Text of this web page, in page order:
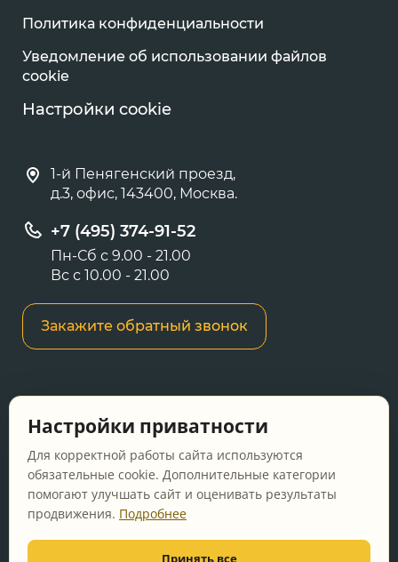
Политика конфиденциальности
Уведомление об использовании файлов
cookie
Настройки cookie
1-й Пенягенский проезд,
д.3, офис, 143400, Москва.
+7 (495) 374-91-52
Пн-Сб с 9.00 - 21.00
Вс с 10.00 - 21.00
Закажите обратный звонок
сайте носит информационный характер и не
является публичной офертой, определяемой
положениями Статьи 437 ГК РФ.
Перед оформлением заказа уточняйте
актуальную цену у менеджера по телефону.
Настройки приватности
Для корректной работы сайта используются
обязательные cookie. Дополнительные категории
помогают улучшать сайт и оценивать результаты
продвижения. Подробнее
Принять все